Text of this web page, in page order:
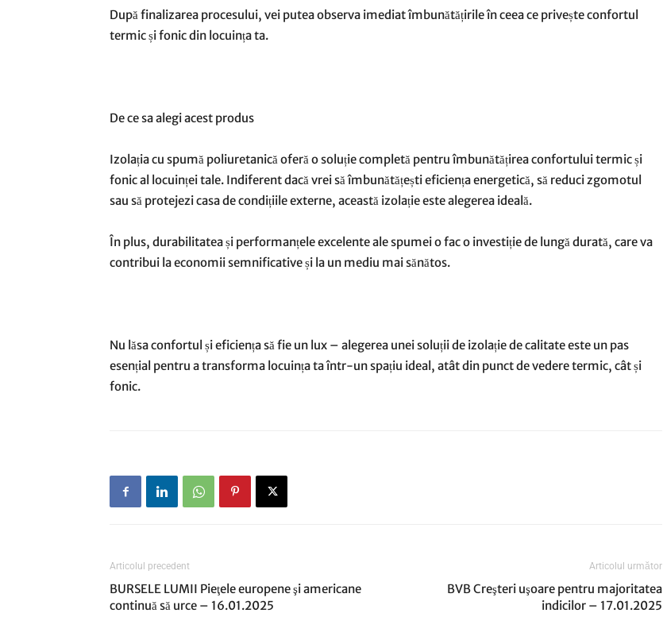
După finalizarea procesului, vei putea observa imediat îmbunătățirile în ceea ce privește confortul
termic și fonic din locuința ta.
De ce sa alegi acest produs
Izolația cu spumă poliuretanică oferă o soluție completă pentru îmbunătățirea confortului termic și
fonic al locuinței tale. Indiferent dacă vrei să îmbunătățești eficiența energetică, să reduci zgomotul
sau să protejezi casa de condițiile externe, această izolație este alegerea ideală.
În plus, durabilitatea și performanțele excelente ale spumei o fac o investiție de lungă durată, care va
contribui la economii semnificative și la un mediu mai sănătos.
Nu lăsa confortul și eficiența să fie un lux – alegerea unei soluții de izolație de calitate este un pas
esențial pentru a transforma locuința ta într-un spațiu ideal, atât din punct de vedere termic, cât și
fonic.
Articolul precedent
BURSELE LUMII Pieţele europene şi americane
continuă să urce – 16.01.2025
Articolul următor
BVB Creşteri uşoare pentru majoritatea
indicilor – 17.01.2025